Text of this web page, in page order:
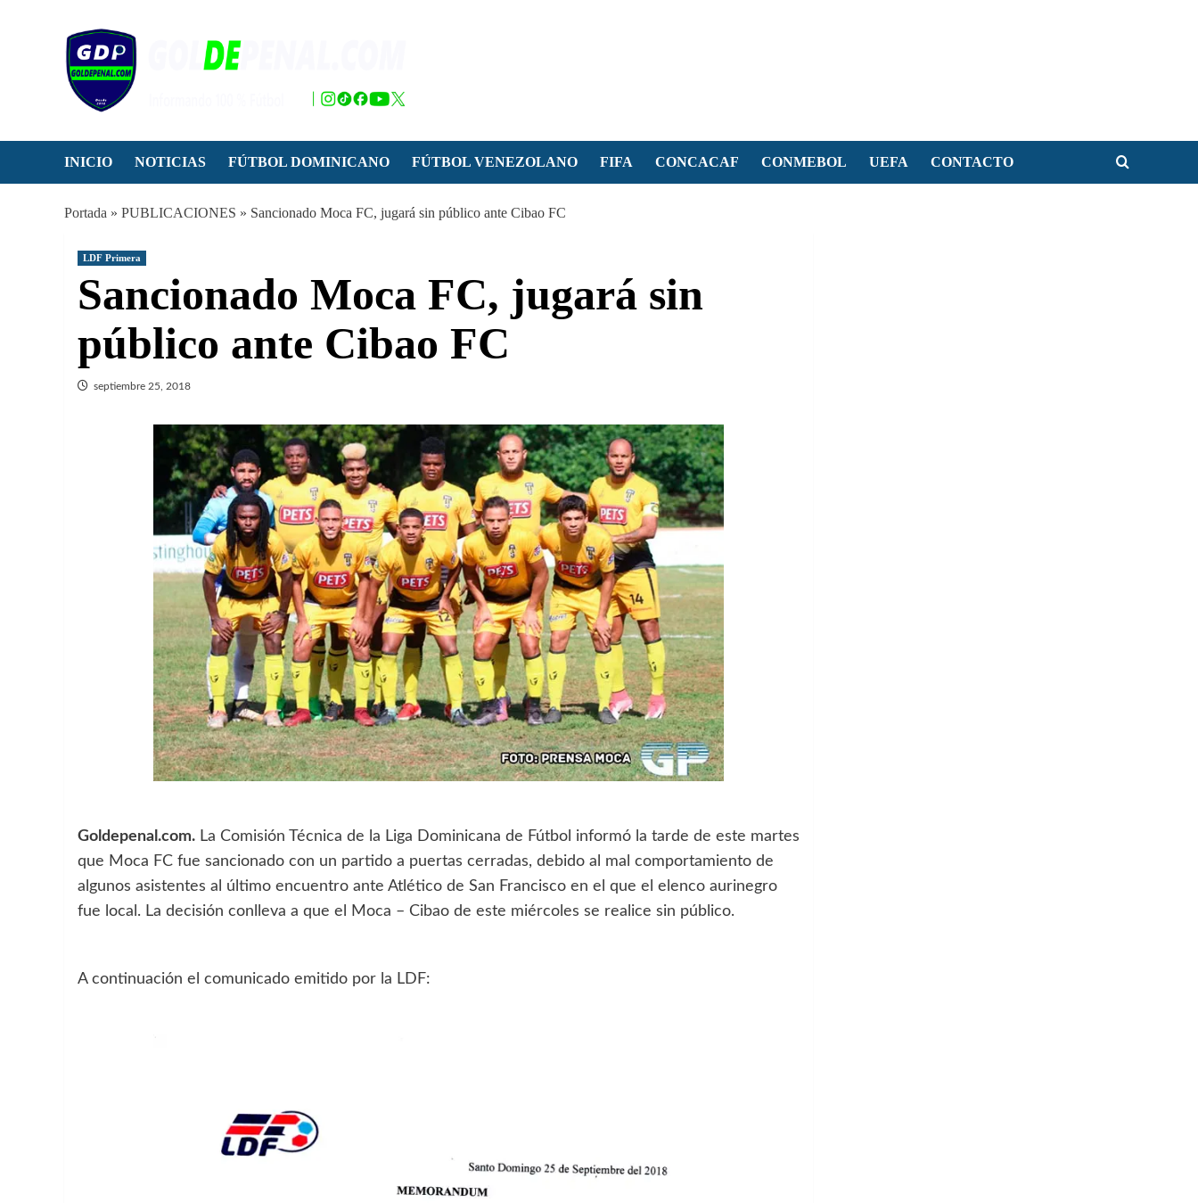
INICIO NOTICIAS FÚTBOL DOMINICANO FÚTBOL VENEZOLANO FIFA CONCACAF CONMEBOL UEFA CONTACTO
Portada » PUBLICACIONES » Sancionado Moca FC, jugará sin público ante Cibao FC
LDF Primera
Sancionado Moca FC, jugará sin
público ante Cibao FC
septiembre 25, 2018
Goldepenal.com. La Comisión Técnica de la Liga Dominicana de Fútbol informó la tarde de este martes
que Moca FC fue sancionado con un partido a puertas cerradas, debido al mal comportamiento de
algunos asistentes al último encuentro ante Atlético de San Francisco en el que el elenco aurinegro
fue local. La decisión conlleva a que el Moca – Cibao de este miércoles se realice sin público.
A continuación el comunicado emitido por la LDF: